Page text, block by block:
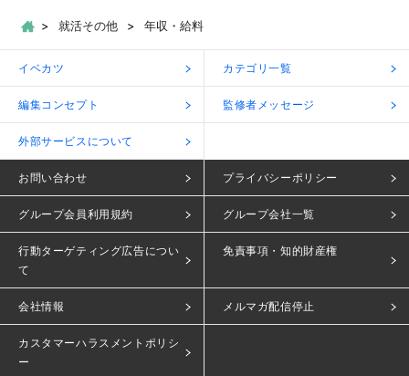
就活その他 年収・給料
イベカツ カテゴリ一覧
編集コンセプト 監修者メッセージ
外部サービスについて
お問い合わせ プライバシーポリシー
グループ会員利用規約 グループ会社一覧
行動ターゲティング広告につい
て
免責事項・知的財産権
会社情報 メルマガ配信停止
カスタマーハラスメントポリシ
ー